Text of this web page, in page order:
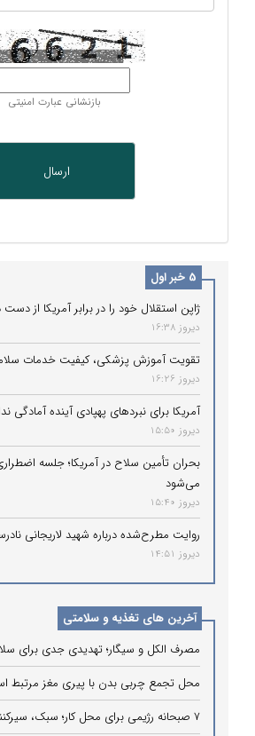
بازنشانی عبارت امنیتی
5 خبر اول
ژاپن استقلال خود را در برابر آمریکا از
دیروز 16:38
تقویت آموزش پزشکی، کیفیت خدمات
دیروز 16:26
آمریکا برای نبردهای پهپادی آینده آمادگی
دیروز 15:50
بحران تأمین سلاح در آمریکا؛ جلسه
می‌شود
دیروز 15:40
روایت مطرح‌شده درباره شهید لاریجانی
دیروز 14:51
آخرین های تغذیه و سلامتی
مصرف الکل و سیگار؛ تهدیدی جدی برای
محل تجمع چربی بدن با پیری مغز مرتبط
۷ صبحانه رژیمی برای محل کار؛ سبک، سیرکننده در چند دقیقه